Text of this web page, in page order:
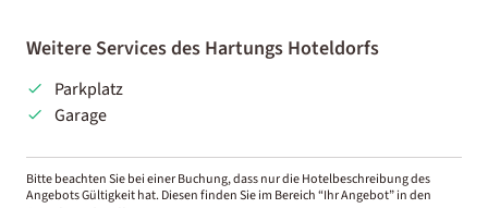
Weitere Services des Hartungs Hoteldorfs
Parkplatz
Garage
Bitte beachten Sie bei einer Buchung, dass nur die Hotelbeschreibung des
Angebots Gültigkeit hat. Diesen finden Sie im Bereich “Ihr Angebot” in den